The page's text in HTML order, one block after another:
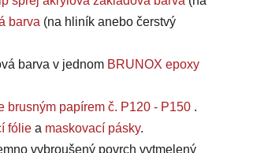
barva (na hliník anebo čerstvý
barva v jednom BRUNOX epoxy
brusným papírem č. P120 - P150 .
fólie a maskovací pásky.
vybroušený povrch vytmelený